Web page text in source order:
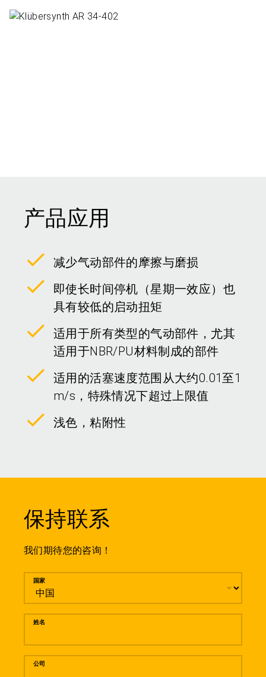
产品应用
减少气动部件的摩擦与磨损
即使长时间停机（星期一效应）也
具有较低的启动扭矩
适用于所有类型的气动部件，尤其
适用于NBR/PU材料制成的部件
适用的活塞速度范围从大约0.01至1
m/s，特殊情况下超过上限值
浅色，粘附性
保持联系
我们期待您的咨询！
留言
国家
姓名
公司